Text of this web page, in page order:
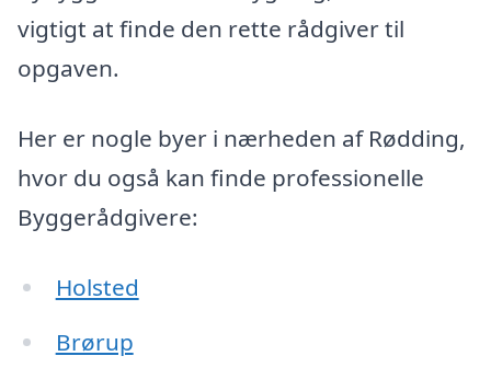
vigtigt at finde den rette rådgiver til
opgaven.
Her er nogle byer i nærheden af Rødding,
hvor du også kan finde professionelle
Byggerådgivere:
Holsted
Brørup